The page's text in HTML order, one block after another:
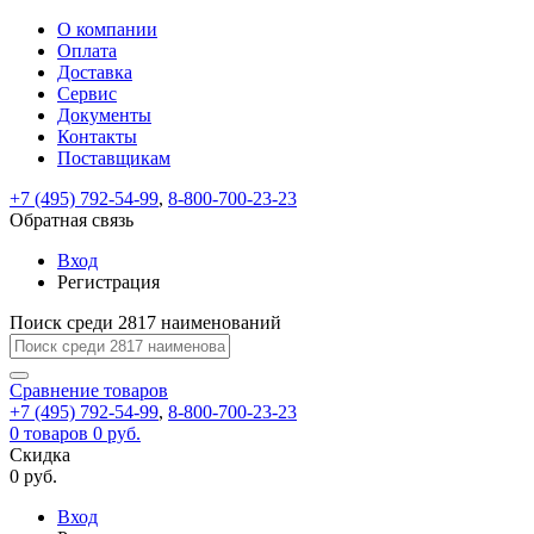
ВходРегистрация
Только
test@example.com
отправлена
по
ней
для
регистрации.
Ок
Только
Запомнить
меня
Забыли
Восстановление
пароля
Заполните
форму.
Мы
отправим
ссылку
на
указанный
электронный
адрес,
перейдя
по
которой
вы
новый
На
вашу
test@test.ru
отправлена
ссылка.
Перейдите
по
для
смены
пароля.
Введите
новый
пароль
Сменить
Пароль
успешно
Войти
Обратная
связь
Сообщение
пользовательского
соглашения
Ваше
сообщение
успешно
О компании
Оплата
Доставка
Сервис
Документы
Контакты
Поставщикам
+7 (495) 792-54-99, 8-800-700-23-23
Обратная связь
Вход
Регистрация
Поиск среди 2817 наименований
Сравнение товаров
+7 (495) 792-54-99, 8-800-700-23-23
0 товаров 0 руб.
Скидка
0 руб.
Вход